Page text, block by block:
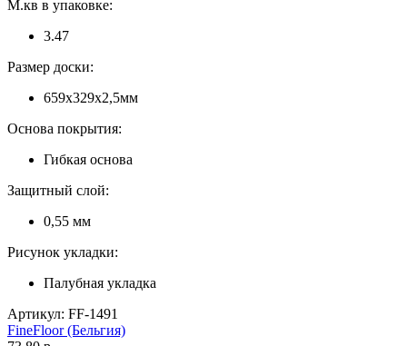
М.кв в упаковке:
3.47
Размер доски:
659х329х2,5мм
Основа покрытия:
Гибкая основа
Защитный слой:
0,55 мм
Рисунок укладки:
Палубная укладка
Артикул: FF-1491
FineFloor (Бельгия)